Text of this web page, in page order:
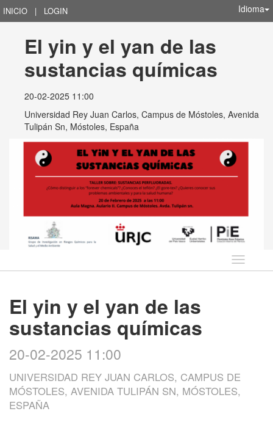
INICIO | LOGIN Idioma
El yin y el yan de las
sustancias químicas
20-02-2025 11:00
Universidad Rey Juan Carlos, Campus de Móstoles, Avenida
Tulipán Sn, Móstoles, España
Idioma
El yin y el yan de las
sustancias químicas
20-02-2025 11:00
UNIVERSIDAD REY JUAN CARLOS, CAMPUS DE
MÓSTOLES, AVENIDA TULIPÁN SN, MÓSTOLES,
ESPAÑA